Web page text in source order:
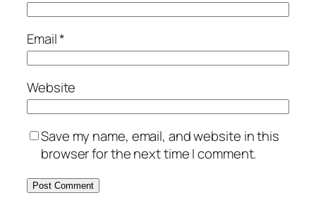
Email*
Website
Save my name, email, and website in this
browser for the next time I comment.